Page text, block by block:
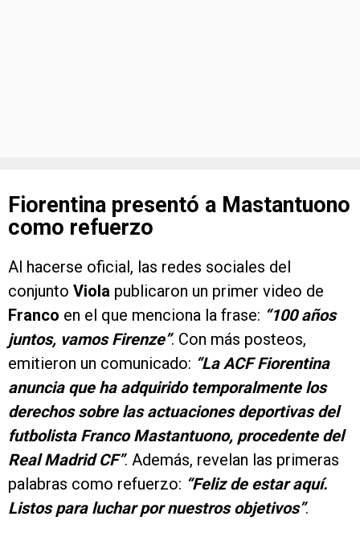
Fiorentina presentó a Mastantuono
como refuerzo
Al hacerse oficial, las redes sociales del
conjunto Viola publicaron un primer video de
Franco en el que menciona la frase: “100 años
juntos, vamos Firenze”. Con más posteos,
emitieron un comunicado: “La ACF Fiorentina
anuncia que ha adquirido temporalmente los
derechos sobre las actuaciones deportivas del
futbolista Franco Mastantuono, procedente del
Real Madrid CF”. Además, revelan las primeras
palabras como refuerzo: “Feliz de estar aquí.
Listos para luchar por nuestros objetivos”.